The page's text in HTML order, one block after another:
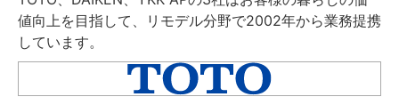
値向上を目指して、リモデル分野で2002年から業務提携
しています。